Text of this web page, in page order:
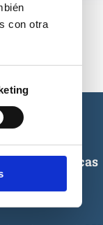
con otra
náuticas